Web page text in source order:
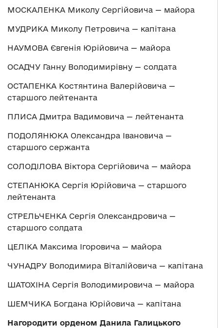
МОСКАЛЕНКА Миколу Сергійовича — майора
МУДРИКА Миколу Петровича — капітана
НАУМОВА Євгенія Юрійовича — майора
ОСАДЧУ Ганну Володимирівну — солдата
ОСТАПЕНКА Костянтина Валерійовича —
старшого лейтенанта
ПЛИСА Дмитра Вадимовича — лейтенанта
ПОДОЛЯНЮКА Олександра Івановича —
старшого сержанта
СОЛОДІЛОВА Віктора Сергійовича — майора
СТЕПАНЮКА Сергія Юрійовича — старшого
лейтенанта
СТРЕЛЬЧЕНКА Сергія Олександровича —
старшого солдата
ЦЕЛІКА Максима Ігоровича — майора
ЧУНАДРУ Володимира Віталійовича — капітана
ШАТОХІНА Сергія Володимировича — майора
ШЕМЧИКА Богдана Юрійовича — капітана
Нагородити орденом Данила Галицького